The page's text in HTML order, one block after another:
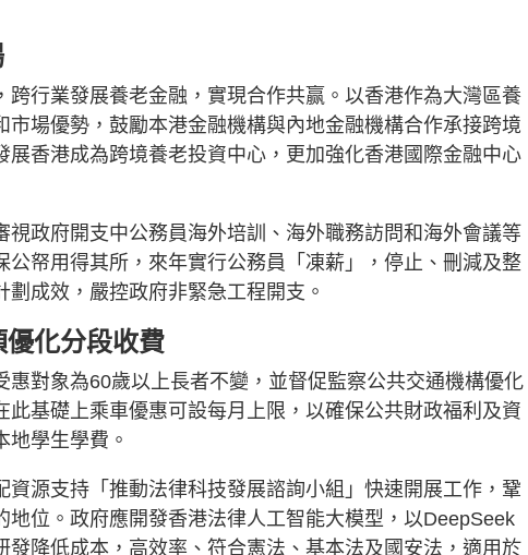
跨行業發展養老金融，實現合作共赢。以香港作為大灣區養
場優勢，鼓勵本港金融機構與內地金融機構合作承接跨境
香港成為跨境養老投資中心，更加強化香港國際金融中心
政府開支中公務員海外培訓、海外職務訪問和海外會議等
帑用得其所，來年實行公務員「凍薪」，停止、刪減及整
成效，嚴控政府非緊急工程開支。
化分段收費
對象為60歲以上長者不變，並督促監察公共交通機構優化
基礎上乘車優惠可設每月上限，以確保公共財政福利及資
地學生學費。
源支持「推動法律科技發展諮詢小組」快速開展工作，鞏
地位。政府應開發香港法律人工智能大模型，以DeepSeek
降低成本，高效率、符合憲法、基本法及國安法，適用於